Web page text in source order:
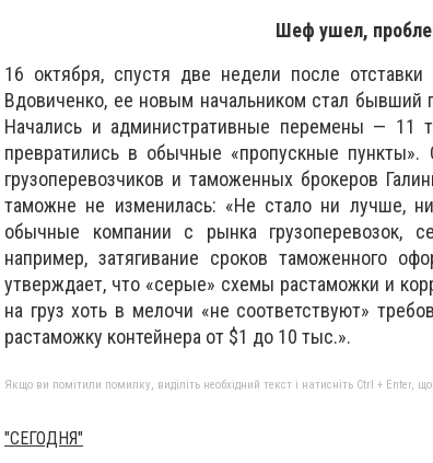
Шеф ушел,
16 октября, спустя две недели после
Вдовиченко, ее новым начальником стал бывший
Начались и административные перемены — 11
превратились в обычные «пропускные
грузоперевозчиков и таможенных брокеров
таможне не изменилась: «Не стало ни лучше,
обычные компании с рынка грузоперевозок,
например, затягивание сроков таможенного
утверждает, что «серые» схемы растаможки и
на груз хоть в мелочи «не соответствуют»
растаможку контейнера от $1 до 10 тыс.».
Якщо ви помітили помилку, виділіть необхідний текст і натисніть Ctrl + Enter,
"СЕГОДНЯ"